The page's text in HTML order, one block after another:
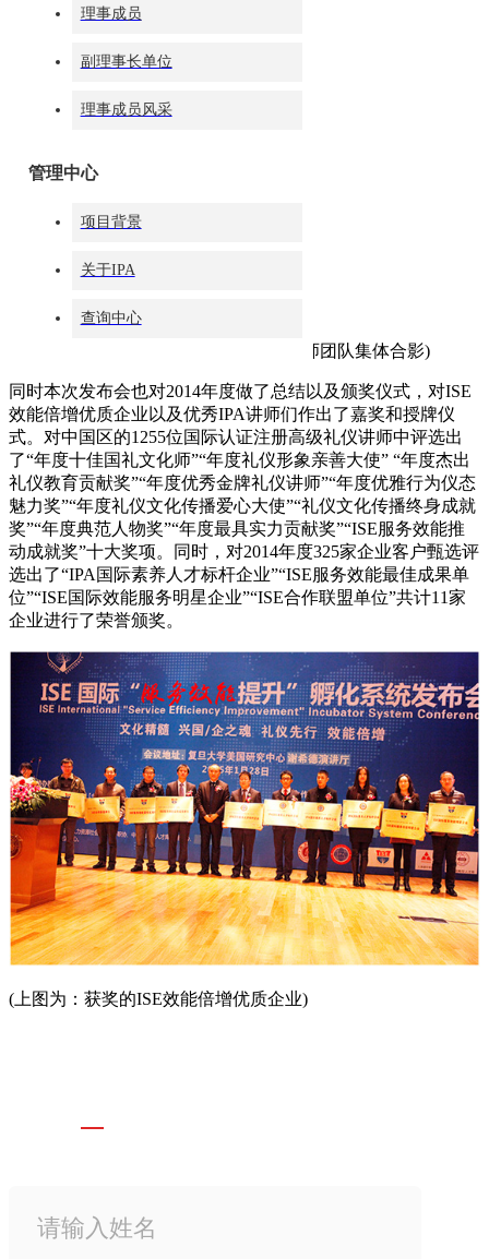
同时本次发布会也对2014年度做了总结以及颁奖仪式，对ISE
式。对中国区的1255位国际认证注册高级礼仪讲师中评选出
礼仪教育贡献奖”“年度优秀金牌礼仪讲师”“年度优雅行为仪态
奖”“年度典范人物奖”“年度最具实力贡献奖”“ISE服务效能推
动成就奖”十大奖项。同时，对2014年度325家企业客户甄选评
位”“ISE国际效能服务明星企业”“ISE合作联盟单位”共计11家
企业进行了荣誉颁奖。
(上图为：获奖的ISE效能倍增优质企业)
理事成员
副理事长单位
理事成员风采
管理中心
项目背景
关于IPA
查询中心
CONTACT US 联系我们
尊享三大豪礼 在线定制专属礼仪方案